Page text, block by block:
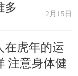
人暗中相助下，公
多
2月15日
在虎年的运
注意身体健